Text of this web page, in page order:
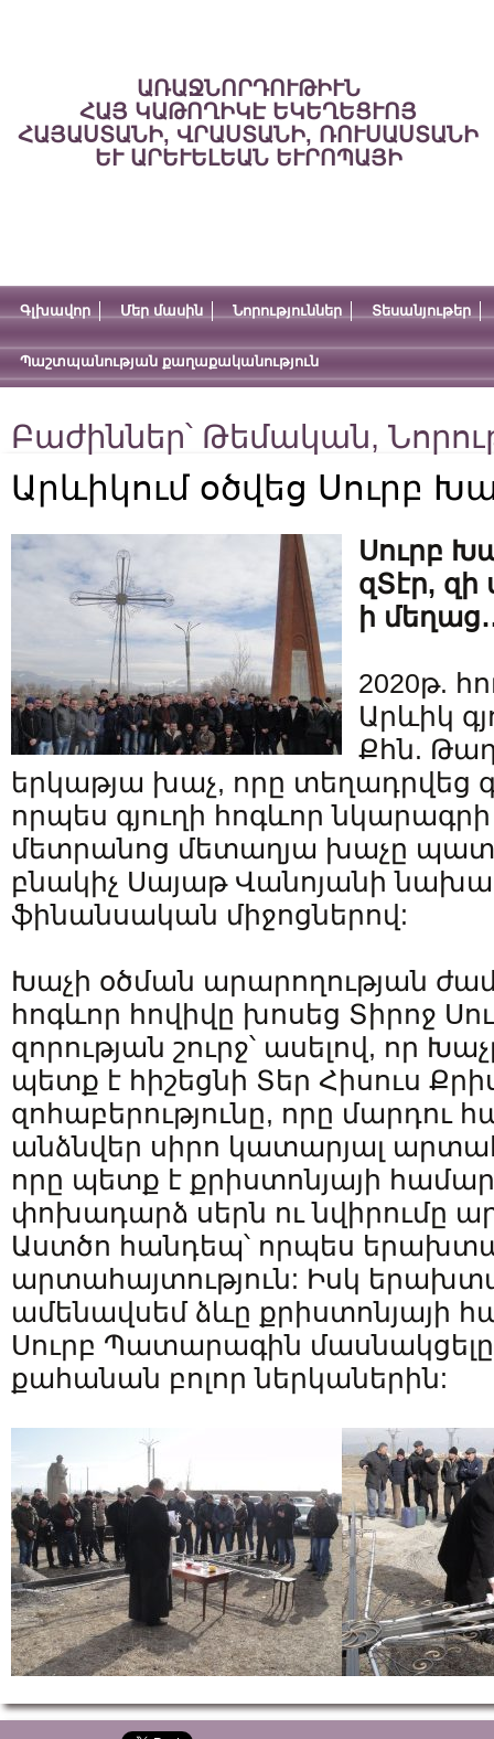
ԱՌԱՋՆՈՐԴՈՒԹԻՒՆ
ՀԱՅ ԿԱԹՈՂԻԿԷ ԵԿԵՂԵՑՒՈՅ
ՀԱՅԱՍՏԱՆԻ, ՎՐԱՍՏԱՆԻ, ՌՈՒՍԱՍՏԱՆԻ
ԵՒ ԱՐԵՒԵԼԵԱՆ ԵՒՐՈՊԱՅԻ
Գլխավոր Մեր մասին Նորություններ Տեսանյութեր
Պաշտպանության քաղաքականություն
Բաժիններ՝ Թեմական,
Արևիկում օծվեց Սուրբ
Սուրբ
զՏէր, զի
ի
2020թ.
Արևիկ
Քհն.
երկաթյա խաչ, որը տեղադրվեց
որպես գյուղի հոգևոր
մետրանոց մետաղյա խաչը
բնակիչ Սայաթ Վանոյանի
ֆինանսական միջոցներով:
Խաչի օծման արարողության
հոգևոր հովիվը խոսեց Տիրոջ
զորության շուրջ՝ ասելով, որ
պետք է հիշեցնի Տեր Հիսուս
զոհաբերությունը, որը մարդու
անձնվեր սիրո կատարյալ
որը պետք է քրիստոնյայի համար
փոխադարձ սերն ու նվիրումը
Աստծո հանդեպ՝ որպես
արտահայտություն: Իսկ
ամենավսեմ ձևը քրիստոնյայի
Սուրբ Պատարագին
քահանան բոլոր ներկաներին: